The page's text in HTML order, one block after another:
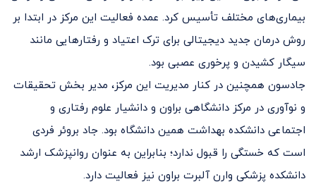
بیماری‌های مختلف تأسیس کرد. عمده فعالیت این مرکز در ابتدا بر
روش درمان جدید دیجیتالی برای ترک اعتیاد و رفتارهایی مانند
سیگار کشیدن و پرخوری عصبی بود.
جادسون همچنین در کنار مدیریت این مرکز، مدیر بخش تحقیقات
و نوآوری در مرکز دانشگاهی براون و دانشیار علوم رفتاری و
اجتماعی دانشکده بهداشت همین دانشگاه بود. جاد بروئر فردی
است که خستگی را قبول ندارد؛ بنابراین به عنوان روانپزشک ارشد
دانشکده پزشکی وارن آلبرت براون نیز فعالیت دارد.